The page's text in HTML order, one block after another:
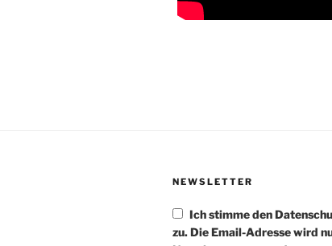
NEWSLETTER
Ich stimme den
zu. Die Email-Adresse wird